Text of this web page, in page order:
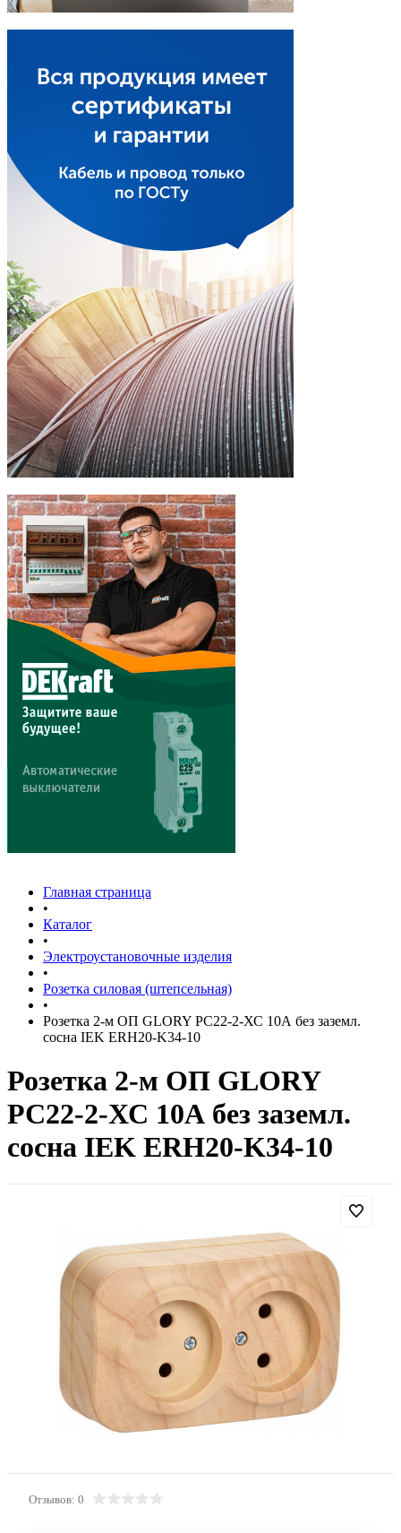
Главная страница
•
Каталог
•
Электроустановочные изделия
•
Розетка силовая (штепсельная)
•
Розетка 2-м ОП GLORY РС22-2-ХС 10А без заземл.
сосна IEK ERH20-K34-10
Розетка 2-м ОП GLORY
РС22-2-ХС 10А без заземл.
сосна IEK ERH20-K34-10
Отзывов: 0